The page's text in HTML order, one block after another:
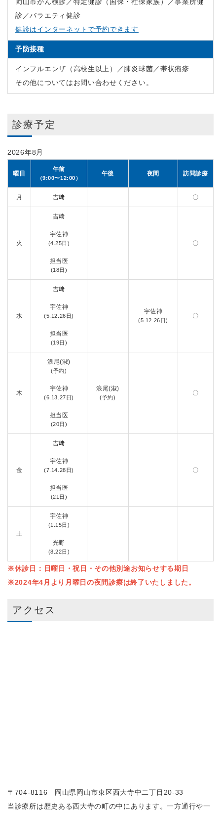
岡山市がん検診／特定健診（国保・社保家族）／事業所健
診／バラエティ健診
健診はインターネットで予約できます
予防接種
インフルエンザ（高校生以上）／肺炎球菌／帯状疱疹
その他についてはお問い合わせください。
診療予定
2026年8月
曜日
午前
（9:00〜12:00）
午後 夜間 訪問診療
月 吉﨑 〇
火
吉﨑
宇佐神
(4.25日)
担当医
(18日)
〇
水
吉﨑
宇佐神
(5.12.26日)
担当医
(19日)
宇佐神
(5.12.26日)
〇
木
浪尾(淑)
(予約)
宇佐神
(6.13.27日)
担当医
(20日)
浪尾(淑)
(予約)
〇
金
吉﨑
宇佐神
(7.14.28日)
担当医
(21日)
〇
土
宇佐神
(1.15日)
光野
(8.22日)
※休診日：日曜日・祝日・その他別途お知らせする期日
※2024年4月より月曜日の夜間診療は終了いたしました。
アクセス
〒704-8116 岡山県岡山市東区西大寺中二丁目20-33
当診療所は歴史ある西大寺の町の中にあります。一方通行や一